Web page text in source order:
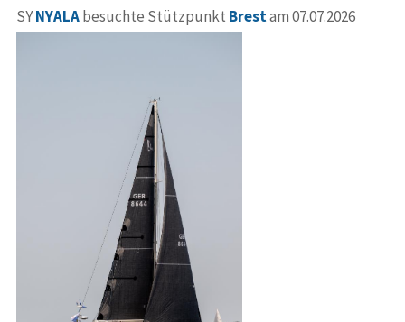
SYNYALAbesuchte Stützpunkt Brestam 07.07.2026